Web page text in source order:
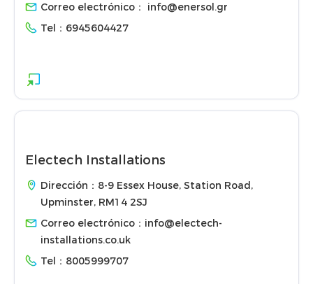
Correo electrónico：
info@enersol.gr
Tel： 6945604427
Electech Installations
Dirección：8-9 Essex House, Station Road,
Upminster, RM14 2SJ
Correo electrónico： info@electech-
installations.co.uk
Tel： 8005999707